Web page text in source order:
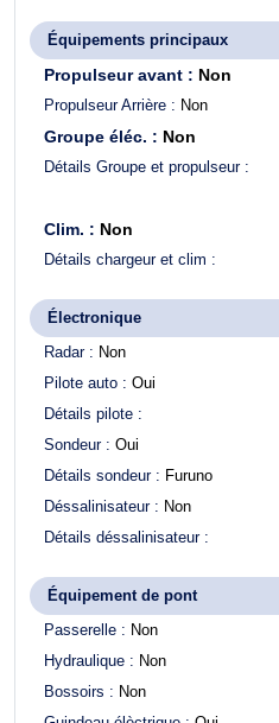
Équipements principaux
Propulseur avant : Non
Propulseur Arrière : Non
Groupe éléc. : Non
Détails Groupe et propulseur :
Clim. : Non
Détails chargeur et clim :
Électronique
Radar : Non
Pilote auto : Oui
Détails pilote :
Sondeur : Oui
Détails sondeur : Furuno
Déssalinisateur : Non
Détails déssalinisateur :
Équipement de pont
Passerelle : Non
Hydraulique : Non
Bossoirs : Non